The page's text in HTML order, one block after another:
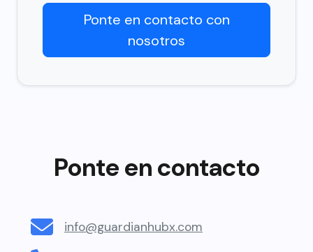
Ponte en contacto con
nosotros
Ponte en contacto
info@guardianhubx.com